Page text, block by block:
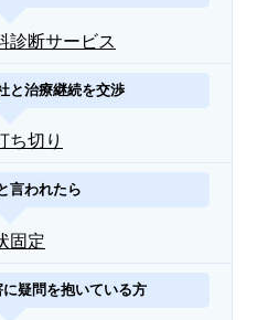
診断サービス
と治療継続を交渉
ち切り
言われたら
固定
疑問を抱いている方